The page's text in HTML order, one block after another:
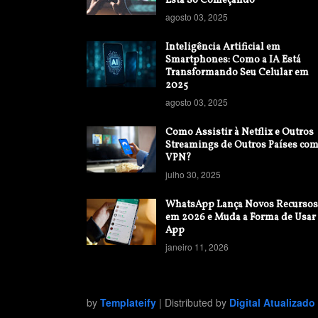
agosto 03, 2025
Inteligência Artificial em
Smartphones: Como a IA Está
Transformando Seu Celular em
2025
agosto 03, 2025
Como Assistir à Netflix e Outros
Streamings de Outros Países com
VPN?
julho 30, 2025
WhatsApp Lança Novos Recursos
em 2026 e Muda a Forma de Usar
App
janeiro 11, 2026
by Templateify | Distributed by Digital Atualizado